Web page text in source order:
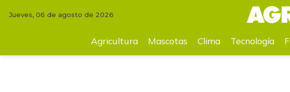
Científicos de Cenicafé publicaron la secuencia genética completa
Jueves, 06 de agosto de 2026
Agricultura Mascotas Clima Tecnología